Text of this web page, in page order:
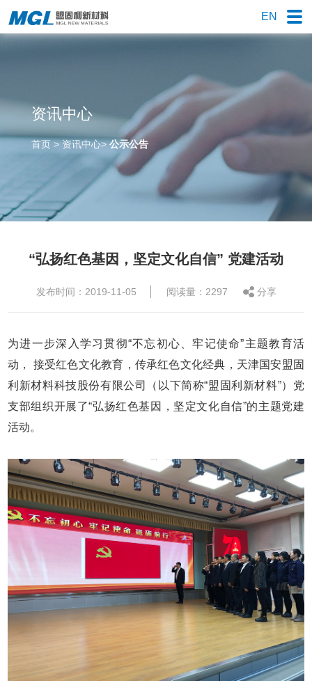
EN
资讯中心
首页>资讯中心>公示公告
“弘扬红色基因，坚定文化自信” 党建活动
发布时间：2019-11-05 阅读量：2297 分享
为进一步深入学习贯彻“不忘初心、牢记使命”主题教育活
动， 接受红色文化教育，传承红色文化经典，天津国安盟固
利新材料科技股份有限公司（以下简称“盟固利新材料”）党
支部组织开展了“弘扬红色基因，坚定文化自信”的主题党建
活动。